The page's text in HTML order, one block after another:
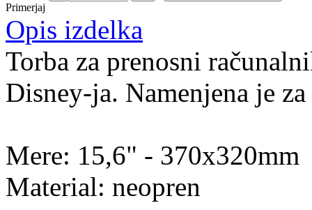
Primerjaj
Opis izdelka
Torba za prenosni
Disney-ja. Namenjena je
Mere: 15,6" - 370x320mm
Material: neopren